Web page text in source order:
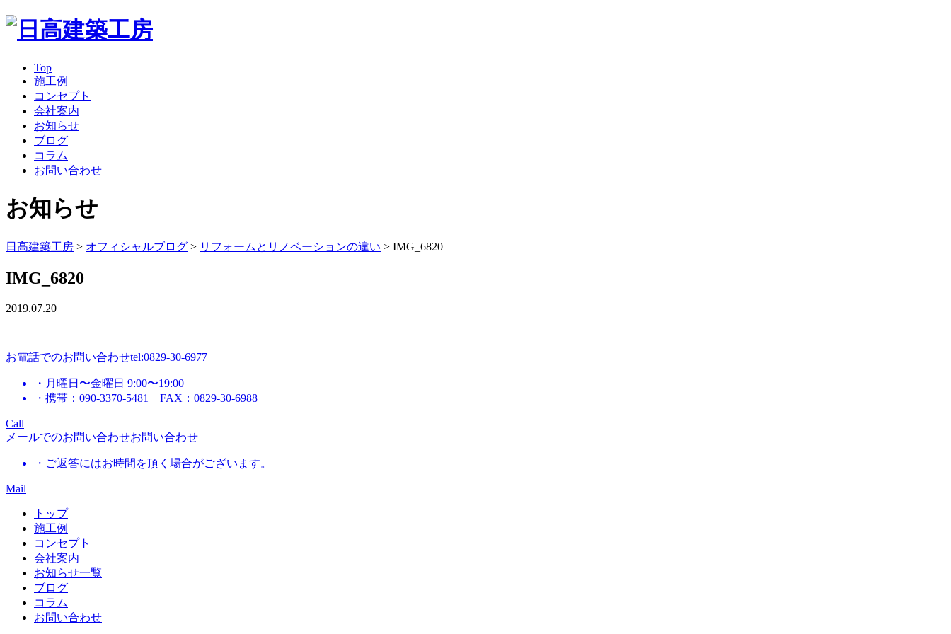
Top
施工例
コンセプト
会社案内
お知らせ
ブログ
コラム
お問い合わせ
お知らせ
日高建築工房 > オフィシャルブログ > リフォームとリノベーションの違い > IMG_6820
IMG_6820
2019.07.20
お電話でのお問い合わせtel:0829-30-6977
・月曜日〜金曜日 9:00〜19:00
・携帯：090-3370-5481 FAX：0829-30-6988
Call
メールでのお問い合わせお問い合わせ
・ご返答にはお時間を頂く場合がございます。
Mail
トップ
施工例
コンセプト
会社案内
お知らせ一覧
ブログ
コラム
お問い合わせ